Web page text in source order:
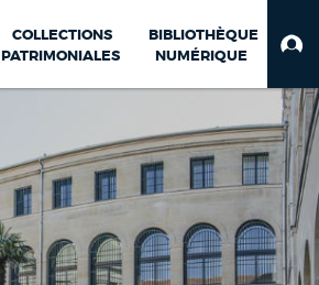
COLLECTIONS
PATRIMONIALES
BIBLIOTHÈQUE
NUMÉRIQUE